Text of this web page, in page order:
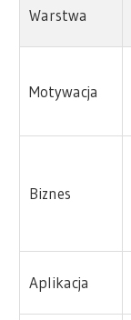
Warstwa
Motywacja
Biznes
Aplikacja